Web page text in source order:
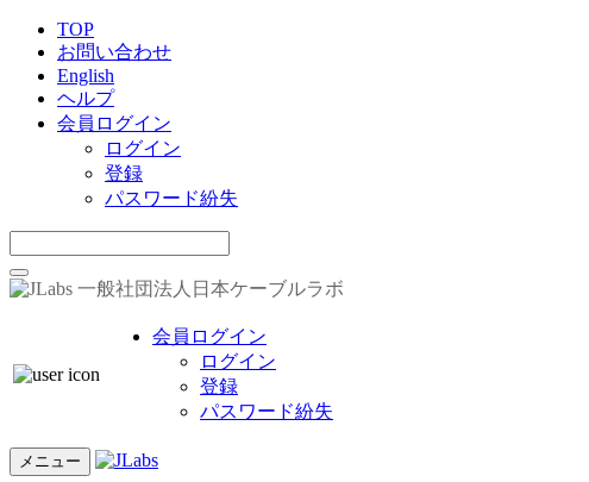
TOP
お問い合わせ
English
ヘルプ
会員ログイン
ログイン
登録
パスワード紛失
一般社団法人日本ケーブルラボ
会員ログイン
ログイン
登録
パスワード紛失
メニュー